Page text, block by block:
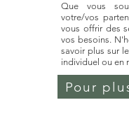
Que vous
votre/vos
vous offrir des
vos besoins.
savoir plus sur
individuel ou en
Pour